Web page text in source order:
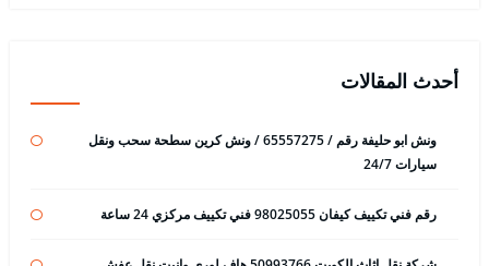
أحدث المقالات
ونش ابو حليفة رقم / 65557275 / ونش كرين سطحة سحب ونقل
سيارات 24/7
رقم فني تكييف كيفان 98025055 فني تكييف مركزي 24 ساعة